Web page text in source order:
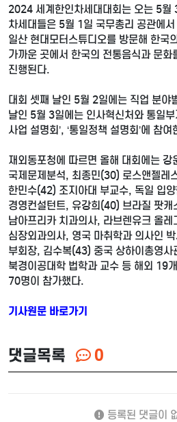
2024 세계한인차세대대회는 오는 5월
차세대들은 5월 1일 국무총리 공관에
일산 현대모터스튜디오를 방문해 한국
가까운 곳에서 한국의 전통음식과 문화
진행된다.
대회 셋째 날인 5월 2일에는 직업 분야
날인 5월 3일에는 인사혁신처와 통일부
사업 설명회’, ‘통일정책 설명회’에 참여
재외동포청에 따르면 올해 대회에는
국제문제분석, 최종민(30) 로스앤젤레
한민수(42) 조지아대 부교수, 독일 입
경영컨설턴트, 유강희(40) 브라질 팟
남아프리카 치과의사, 라브렌유크 올
심장외과의사, 영국 마취학과 의사인
부회장, 김수복(43) 중국 상하이총영
북경이공대학 법학과 교수 등 해외 19
70명이 참가했다.
기사원문 바로가기
댓글목록 0
등록된 댓글이